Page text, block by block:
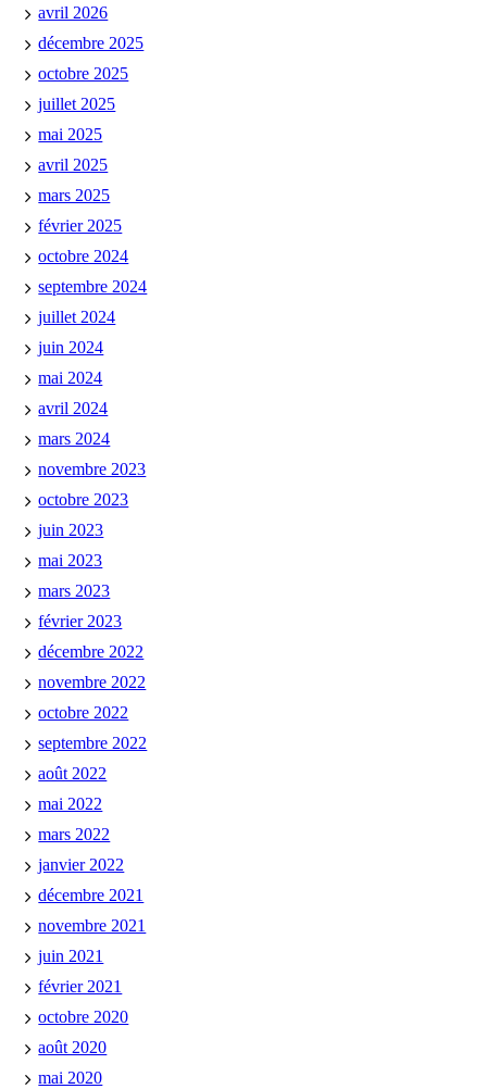
avril 2026
décembre 2025
octobre 2025
juillet 2025
mai 2025
avril 2025
mars 2025
février 2025
octobre 2024
septembre 2024
juillet 2024
juin 2024
mai 2024
avril 2024
mars 2024
novembre 2023
octobre 2023
juin 2023
mai 2023
mars 2023
février 2023
décembre 2022
novembre 2022
octobre 2022
septembre 2022
août 2022
mai 2022
mars 2022
janvier 2022
décembre 2021
novembre 2021
juin 2021
février 2021
octobre 2020
août 2020
mai 2020